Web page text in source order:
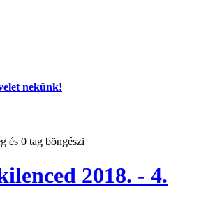
nekünk!
és 0 tag böngészi
2018. - 4.